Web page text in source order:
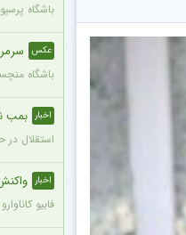
باشگاه
عکس
باشگاه
اخبار بمب
استقلال در
اخبار
فابیو